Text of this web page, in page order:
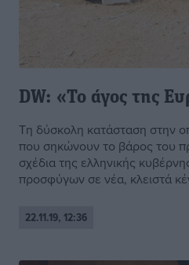
DW: «Το άγος της
Τη δύσκολη κατάσταση στην
που σηκώνουν το βάρος του
σχέδια της ελληνικής
προσφύγων σε νέα, κλειστά
22.11.19, 12:36